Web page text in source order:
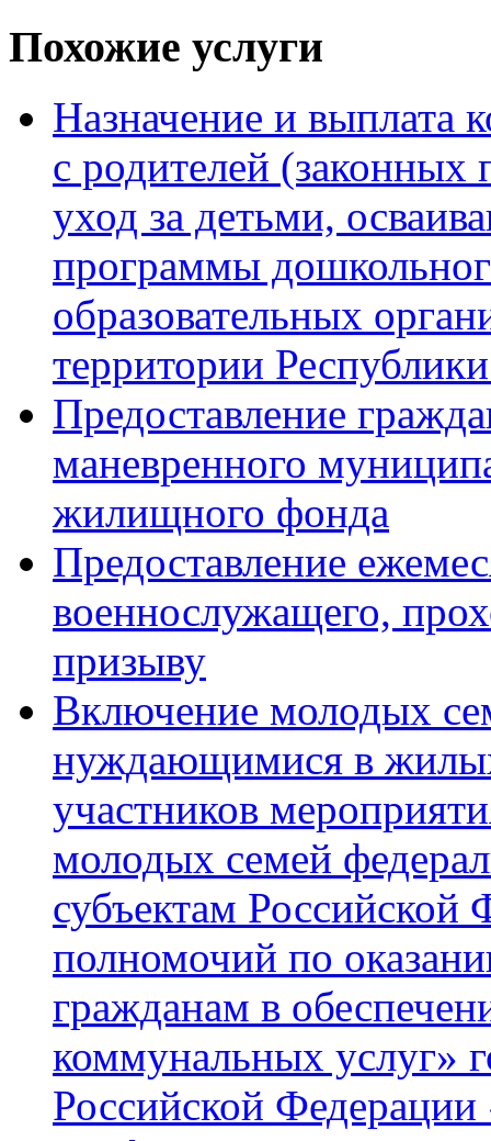
Похожие услуги
Назначение и выплата
с родителей (законных
уход за детьми,
программы
образовательных
территории
Предоставление
маневренного
жилищного фонда
Предоставление
военнослужащего,
призыву
Включение молодых
нуждающимися в
участников
молодых семей
субъектам Российской
полномочий по
гражданам в
коммунальных услуг»
Российской